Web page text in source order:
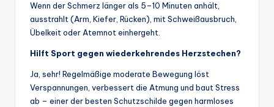
Wenn der Schmerz länger als 5–10 Minuten anhält,
ausstrahlt (Arm, Kiefer, Rücken), mit Schweißausbruch,
Übelkeit oder Atemnot einhergeht.
Hilft Sport gegen wiederkehrendes Herzstechen?
Ja, sehr! Regelmäßige moderate Bewegung löst
Verspannungen, verbessert die Atmung und baut Stress
ab – einer der besten Schutzschilde gegen harmloses